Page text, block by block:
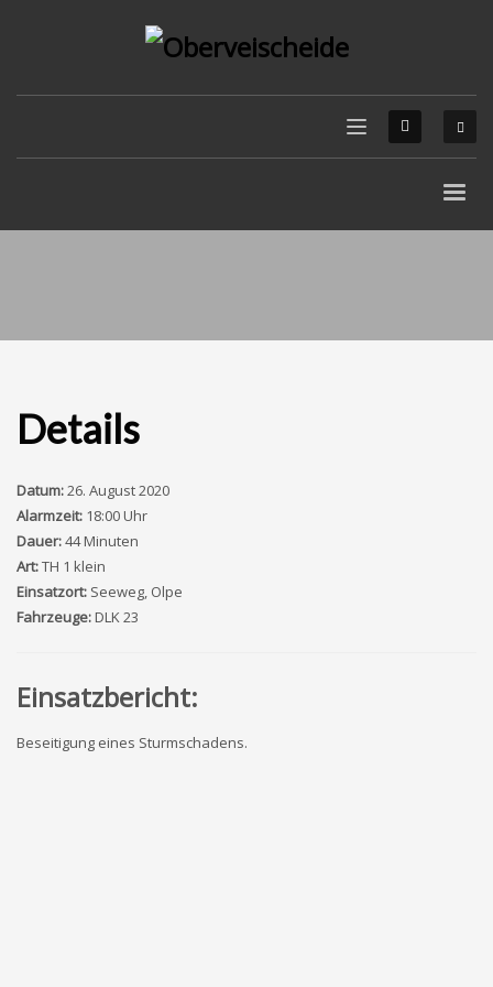
Details
Datum:26. August 2020
Alarmzeit: 18:00 Uhr
Dauer:44 Minuten
Art:TH 1 klein
Einsatzort: Seeweg, Olpe
Fahrzeuge:DLK 23
Einsatzbericht:
Beseitigung eines Sturmschadens.